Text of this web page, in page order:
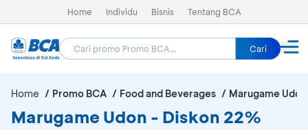
Home Individu Bisnis Tentang BCA
Cari
Home Promo BCA Food and Beverages Marugame Udon
Marugame Udon - Diskon 22%